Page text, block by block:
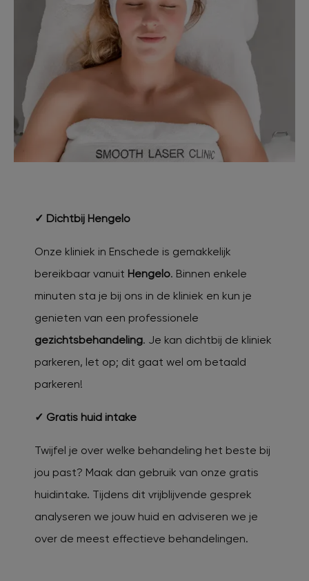
✓ Dichtbij Hengelo
Onze kliniek in Enschede is gemakkelijk
bereikbaar vanuit Hengelo. Binnen enkele
minuten sta je bij ons in de kliniek en kun je
genieten van een professionele
gezichtsbehandeling. Je kan dichtbij de kliniek
parkeren, let op; dit gaat wel om betaald
parkeren!
✓ Gratis huid intake
Twijfel je over welke behandeling het beste bij
jou past? Maak dan gebruik van onze gratis
huidintake. Tijdens dit vrijblijvende gesprek
analyseren we jouw huid en adviseren we je
over de meest effectieve behandelingen.